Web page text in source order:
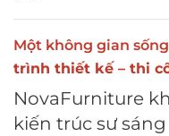
Một không gian
trình thiết kế – thi
NovaFurniture
kiến trúc sư